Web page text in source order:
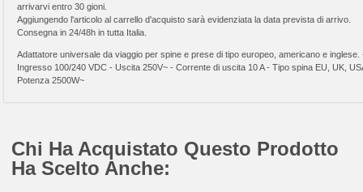
arrivarvi entro 30 gioni.
Aggiungendo l'articolo al carrello d'acquisto sarà evidenziata la data prevista di arrivo.
Consegna in 24/48h in tutta Italia.
Adattatore universale da viaggio per spine e prese di tipo europeo, americano e inglese.
Ingresso 100/240 VDC - Uscita 250V~ - Corrente di uscita 10 A - Tipo spina EU, UK,
Potenza 2500W~
Chi Ha Acquistato Questo Prodotto
Ha Scelto Anche: